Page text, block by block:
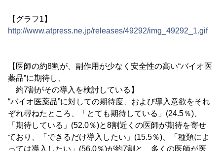
【グラフ1】
http://www.atpress.ne.jp/releases/49292/img_49292_1.gif
【医師の約8割が、副作用が少なく安全性の高い“バイオ医
薬品”に期待し、
約7割がその導入を検討している】
“バイオ医薬品”に対しての期待度、および導入意欲をそれ
ぞれ尋ねたところ、「とても期待している」(24.5％)、
「期待している」(52.0％)と8割近くの医師が期待を寄せ
ており、「できるだけ導入したい」(15.5％)、「種類によ
っては導入したい」(56.0％)が約7割と、多くの医師が医